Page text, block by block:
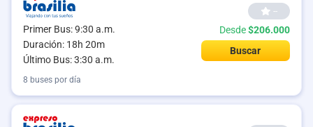
Primer Bus: 9:30 a.m.
Duración: 18h 20m
Último Bus: 3:30 a.m.
--
Desde$206.000
Buscar
8 buses por día